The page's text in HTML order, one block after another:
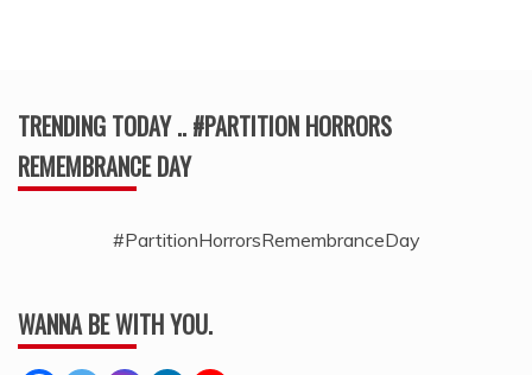
TRENDING TODAY .. #PARTITION HORRORS
REMEMBRANCE DAY
#PartitionHorrorsRemembranceDay
WANNA BE WITH YOU.